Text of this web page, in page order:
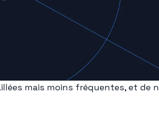
mais moins fréquentes, et de